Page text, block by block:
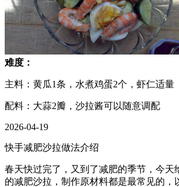
难度：
主料：黄瓜1条，水煮鸡蛋2个，虾仁适量
配料：大蒜2瓣，沙拉酱可以随意调配
2026-04-19
快手减肥沙拉做法介绍
春天快过完了，又到了减肥的季节，今天
的减肥沙拉，制作原材料都是最常见的，